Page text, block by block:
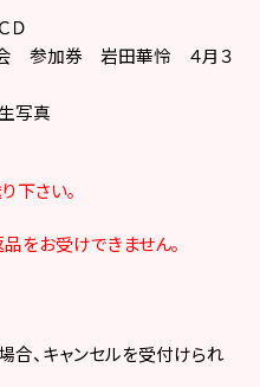
Ｄ
会 参加券 岩田華怜 ４月３
写真
下さい。
をお受けできません。
合、キャンセルを受付けられ